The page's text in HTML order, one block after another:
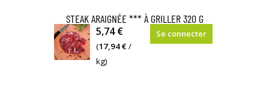
STEAK ARAIGNÉE *** À GRILLER 320 G
5,74 €
(17,94 €/
kg)
Se connecter